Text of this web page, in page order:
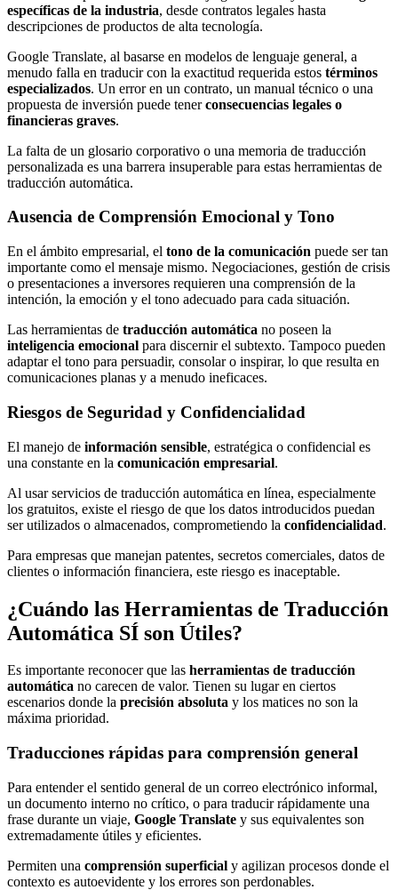
específicas de la industria, desde contratos legales hasta
descripciones de productos de alta tecnología.
Google Translate, al basarse en modelos de lenguaje general, a
menudo falla en traducir con la exactitud requerida estos términos
especializados. Un error en un contrato, un manual técnico o una
propuesta de inversión puede tenerconsecuencias legales o
financieras graves.
La falta de un glosario corporativo o una memoria de traducción
personalizada es una barrera insuperable para estas herramientas de
traducción automática.
Ausencia de Comprensión Emocional y Tono
En el ámbito empresarial, el tono de la comunicación puede ser tan
importante como el mensaje mismo. Negociaciones, gestión de crisis
o presentaciones a inversores requieren una comprensión de la
intención, la emoción y el tono adecuado para cada situación.
Las herramientas de traducción automática no poseen la
inteligencia emocional para discernir el subtexto. Tampoco pueden
adaptar el tono para persuadir, consolar o inspirar, lo que resulta en
comunicaciones planas y a menudo ineficaces.
Riesgos de Seguridad y Confidencialidad
El manejo de información sensible, estratégica o confidencial es
una constante en la comunicación empresarial.
Al usar servicios de traducción automática en línea, especialmente
los gratuitos, existe el riesgo de que los datos introducidos puedan
ser utilizados o almacenados, comprometiendo la confidencialidad.
Para empresas que manejan patentes, secretos comerciales, datos de
clientes o información financiera, este riesgo es inaceptable.
¿Cuándo las Herramientas de Traducción
Automática SÍ son Útiles?
Es importante reconocer que las herramientas de traducción
automática no carecen de valor. Tienen su lugar en ciertos
escenarios donde la precisión absoluta y los matices no son la
máxima prioridad.
Traducciones rápidas para comprensión general
Para entender el sentido general de un correo electrónico informal,
un documento interno no crítico, o para traducir rápidamente una
frase durante un viaje, Google Translate y sus equivalentes son
extremadamente útiles y eficientes.
Permiten una comprensión superficial y agilizan procesos donde el
contexto es autoevidente y los errores son perdonables.